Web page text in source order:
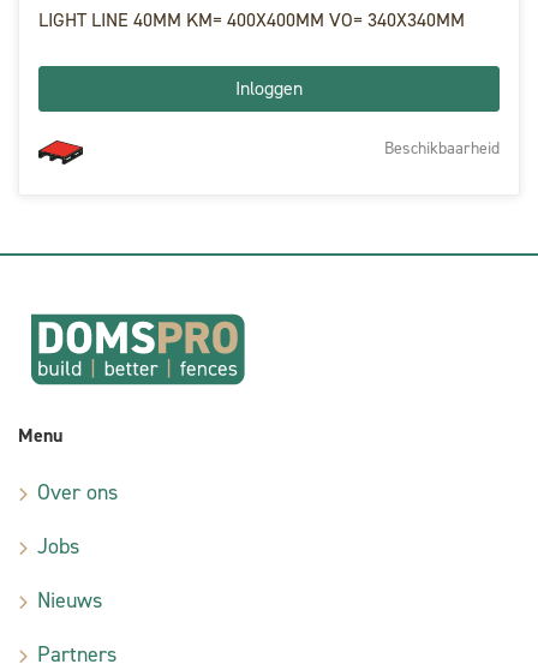
LIGHT LINE 40MM KM= 400X400MM VO= 340X340MM
Inloggen
Beschikbaarheid
Menu
Over ons
Jobs
Nieuws
Partners